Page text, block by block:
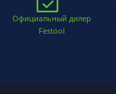
Официальный дилер
Festool